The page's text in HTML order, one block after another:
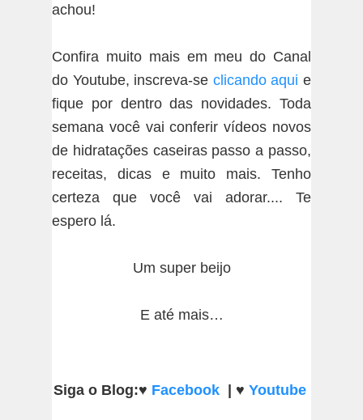
achou!
Confira muito mais em meu do Canal
do Youtube, inscreva-se clicando aqui e
fique por dentro das novidades. Toda
semana você vai conferir vídeos novos
de hidratações caseiras passo a passo,
receitas, dicas e muito mais. Tenho
certeza que você vai adorar.... Te
espero lá.
Um super beijo
E até mais…
Siga o Blog:♥ Facebook ♥ Youtube